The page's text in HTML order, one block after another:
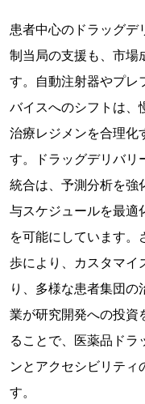
患者中心のドラッグデ
制当局の支援も、市場
す。自動注射器やプレ
バイスへのシフトは、
治療レジメンを合理化
す。ドラッグデリバリ
統合は、予測分析を強
与スケジュールを最適
を可能にしています
歩により、カスタマイ
り、多様な患者集団
業が研究開発への投資
ることで、医薬品ドラ
ンとアクセシビリティ
す。